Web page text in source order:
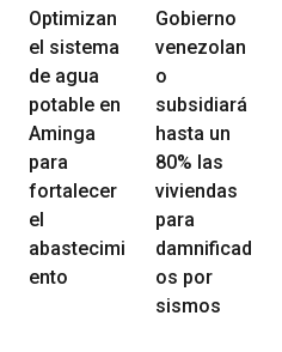
Optimizan
el sistema
de agua
potable en
Aminga
para
fortalecer
el
abastecimi
ento
Gobierno
venezolan
o
subsidiará
hasta un
80% las
viviendas
para
damnificad
os por
sismos